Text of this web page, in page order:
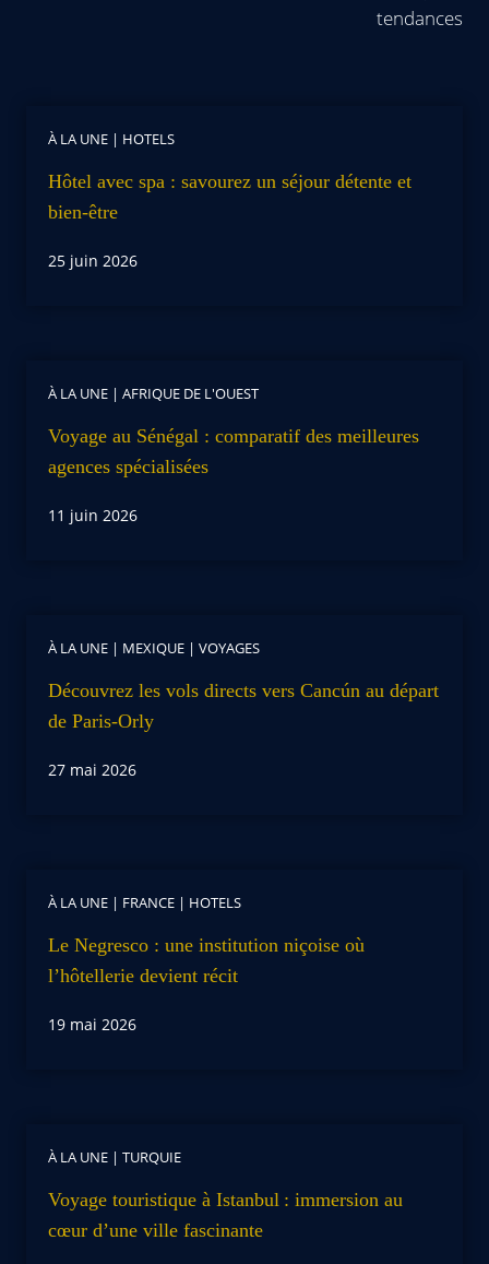
tendances
À LA UNE | HOTELS
Hôtel avec spa : savourez un séjour détente et
bien-être
25 juin 2026
À LA UNE | AFRIQUE DE L'OUEST
Voyage au Sénégal : comparatif des meilleures
agences spécialisées
11 juin 2026
À LA UNE | MEXIQUE | VOYAGES
Découvrez les vols directs vers Cancún au départ
de Paris-Orly
27 mai 2026
À LA UNE | FRANCE | HOTELS
Le Negresco : une institution niçoise où
l’hôtellerie devient récit
19 mai 2026
À LA UNE | TURQUIE
Voyage touristique à Istanbul : immersion au
cœur d’une ville fascinante